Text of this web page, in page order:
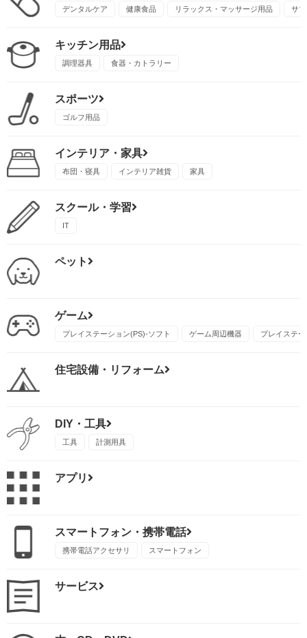
デンタルケア 健康食品 リラックス・マッサージ用品 サ
キッチン用品
調理器具 食器・カトラリー
スポーツ
ゴルフ用品
インテリア・家具
布団・寝具 インテリア雑貨 家具
スクール・学習
IT
ペット
ゲーム
プレイステーション(PS)-ソフト ゲーム周辺機器 プレイステ
住宅設備・リフォーム
DIY・工具
工具 計測用具
アプリ
スマートフォン・携帯電話
携帯電話アクセサリ スマートフォン
サービス